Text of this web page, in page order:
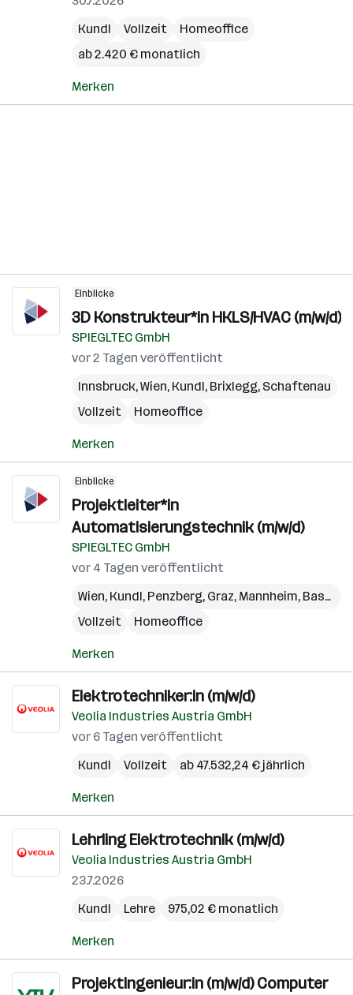
Kundl
Vollzeit
Homeoffice
ab 2.420 € monatlich
Merken
Einblicke
3D Konstrukteur*in HKLS/HVAC (m/w/d)
SPIEGLTEC GmbH
vor 2 Tagen veröffentlicht
Innsbruck,Wien, Kundl, Brixlegg, Schaftenau
Vollzeit
Homeoffice
Merken
Einblicke
Projektleiter*in
Automatisierungstechnik (m/w/d)
SPIEGLTEC GmbH
vor 4 Tagen veröffentlicht
Wien, Kundl, Penzberg, Graz, Mannheim, Basel
Vollzeit
Homeoffice
Merken
Elektrotechniker:in (m/w/d)
Veolia Industries Austria GmbH
vor 6 Tagen veröffentlicht
Kundl
Vollzeit ab 47.532,24 € jährlich
Merken
Lehrling Elektrotechnik (m/w/d)
Veolia Industries Austria GmbH
23.7.2026
Kundl
Lehre 975,02 € monatlich
Merken
Projektingenieur:in (m/w/d) Computer